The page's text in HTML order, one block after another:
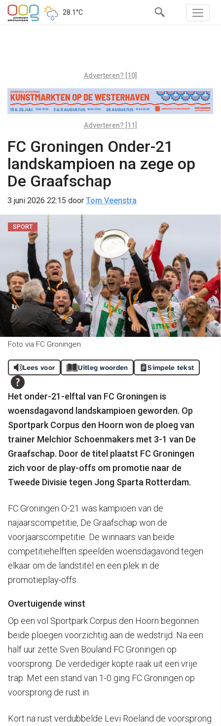
28.1°C
Adverteren? [10]
Adverteren? [11]
FC Groningen Onder-21
landskampioen na zege op
De Graafschap
3 juni 2026 22:15 door Tom Veenstra
SPORT
Foto via FC Groningen
Lees voor Uitleg woorden Simpele tekst
Het onder-21-elftal van FC Groningen is
woensdagavond landskampioen geworden. Op
Sportpark Corpus den Hoorn won de ploeg van
trainer Melchior Schoenmakers met 3-1 van De
Graafschap. Door de titel plaatst FC Groningen
zich voor de play-offs om promotie naar de
Tweede Divisie tegen Jong Sparta Rotterdam.
FC Groningen O-21 was kampioen van de
najaarscompetitie, De Graafschap won de
voorjaarscompetitie. De winnaars van beide
competitiehelften speelden woensdagavond tegen
elkaar om de landstitel en een plek in de
promotieplay-offs.
Overtuigende winst
Op een vol Sportpark Corpus den Hoorn begonnen
beide ploegen voorzichtig aan de wedstrijd. Na een
half uur zette Sven Bouland FC Groningen op
voorsprong. De verdediger kopte raak uit een vrije
trap. Met een stand van 1-0 ging FC Groningen op
voorsprong de rust in.
Kort na rust verdubbelde Levi Roeland de voorsprong